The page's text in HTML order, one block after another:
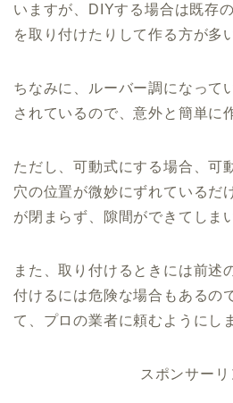
いますが、DIYする場合は既存
を取り付けたりして作る方が多
ちなみに、ルーバー調になって
されているので、意外と簡単に
ただし、可動式にする場合、可
穴の位置が微妙にずれているだ
が閉まらず、隙間ができてしま
また、取り付けるときには前述
付けるには危険な場合もあるの
て、プロの業者に頼むようにし
スポンサーリ